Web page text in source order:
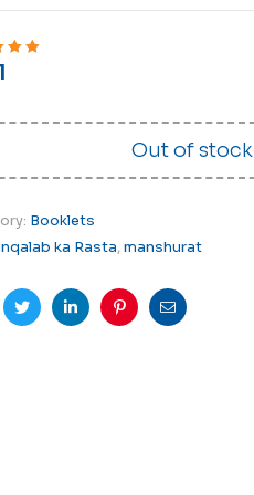
of 5
Out of stock
Booklets
ka Rasta,manshurat
TwitterLinkedinPinterest
Email